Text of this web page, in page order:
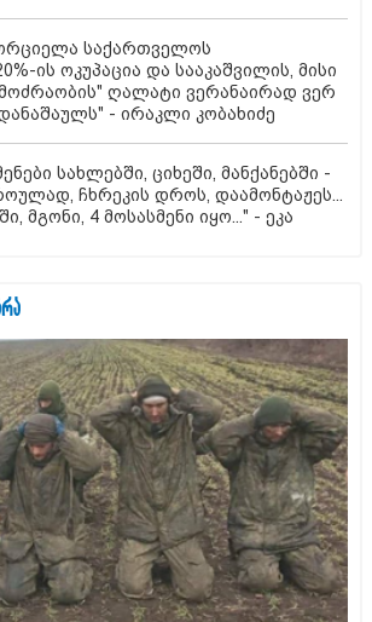
საქართველოს
ის ოკუპაცია და სააკაშვილის, მისი
ღალატი ვერანაირად ვერ
- ირაკლი კობახიძე
სახლებში, ციხეში, მანქანებში -
ჩხრეკის დროს, დაამონტაჟეს...
მგონი, 4 მოსასმენი იყო..." - ეკა